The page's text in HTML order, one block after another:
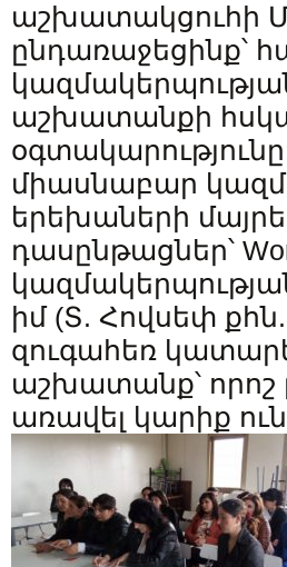
աշխատակցուհի
ընդառաջեցինք՝
աշխատանքի
միասնաբար
երեխաների
դասընթացներ՝
իմ (Տ. Հովսեփ
զուգահեռ
աշխատանք՝ որոշ
առավել կարիք